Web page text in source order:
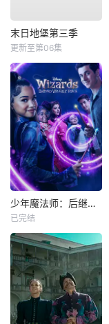
末日地堡第三季
更新至第06集
少年魔法师：后继者第三季
已完结